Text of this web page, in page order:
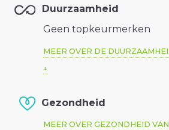
Duurzaamheid
Geen topkeurmerken
MEER OVER DE
Gezondheid
MEER OVER GEZONDHEID